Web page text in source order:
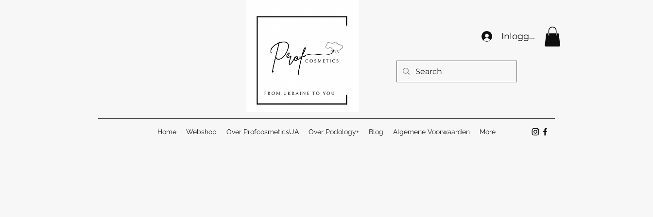
Inloggen
Home Webshop Over ProfcosmeticsUA Over Podology+ Blog Algemene Voorwaarden More